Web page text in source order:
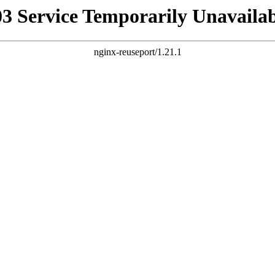
Service Temporarily
nginx-reuseport/1.21.1